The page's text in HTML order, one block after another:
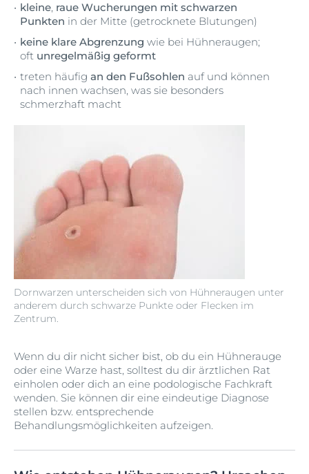
Dornwarzen unterscheiden sich von Hühneraugen unter
anderem durch schwarze Punkte oder Flecken im
Zentrum.
kleine, raue Wucherungen mit schwarzen
Punkten in der Mitte (getrocknete Blutungen)
keine klare Abgrenzung wie bei Hühneraugen;
oft unregelmäßig geformt
treten häufig an den Fußsohlen auf und können
nach innen wachsen, was sie besonders
schmerzhaft macht
Wenn du dir nicht sicher bist, ob du ein Hühnerauge
oder eine Warze hast, solltest du dir ärztlichen Rat
einholen oder dich an eine podologische Fachkraft
wenden. Sie können dir eine eindeutige Diagnose
stellen bzw. entsprechende
Behandlungsmöglichkeiten aufzeigen.